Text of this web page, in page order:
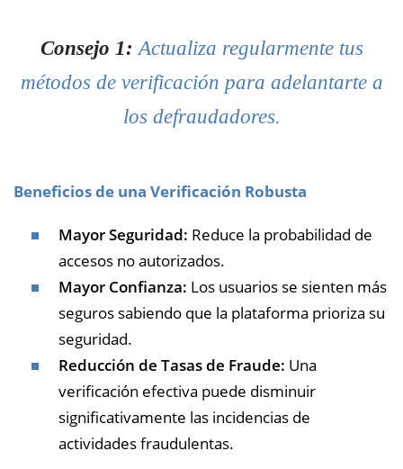
Consejo 1: Actualiza regularmente tus
métodos de verificación para adelantarte a
los defraudadores.
Beneficios de una Verificación Robusta
Mayor Seguridad: Reduce la probabilidad de
accesos no autorizados.
Mayor Confianza: Los usuarios se sienten más
seguros sabiendo que la plataforma prioriza su
seguridad.
Reducción de Tasas de Fraude: Una
verificación efectiva puede disminuir
significativamente las incidencias de
actividades fraudulentas.